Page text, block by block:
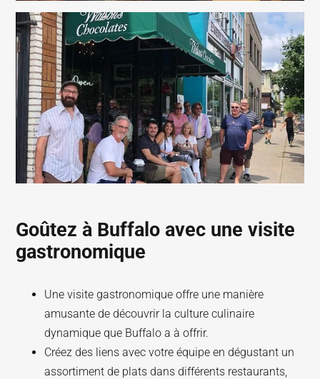
Goûtez à Buffalo avec une visite
gastronomique
Une visite gastronomique offre une manière
amusante de découvrir la culture culinaire
dynamique que Buffalo a à offrir.
Créez des liens avec votre équipe en dégustant un
assortiment de plats dans différents restaurants,